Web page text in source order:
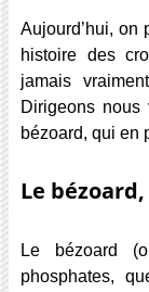
Aujourd’hui, on
histoire des
jamais
Dirigeons
bézoard, qui en
Le bézoard,
Le bézoard
phosphates,